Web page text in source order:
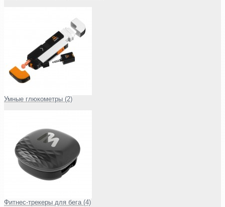
Умные глюкометры (2)
Фитнес-трекеры для бега (4)